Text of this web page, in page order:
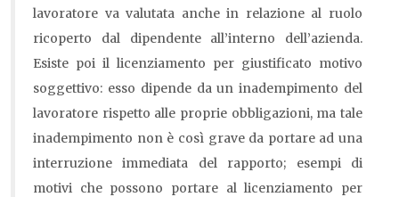
lavoratore va valutata anche in relazione al ruolo
ricoperto dal dipendente all’interno dell’azienda.
Esiste poi il licenziamento per giustificato motivo
soggettivo: esso dipende da un inadempimento del
lavoratore rispetto alle proprie obbligazioni, ma tale
inadempimento non è così grave da portare ad una
interruzione immediata del rapporto; esempi di
motivi che possono portare al licenziamento per